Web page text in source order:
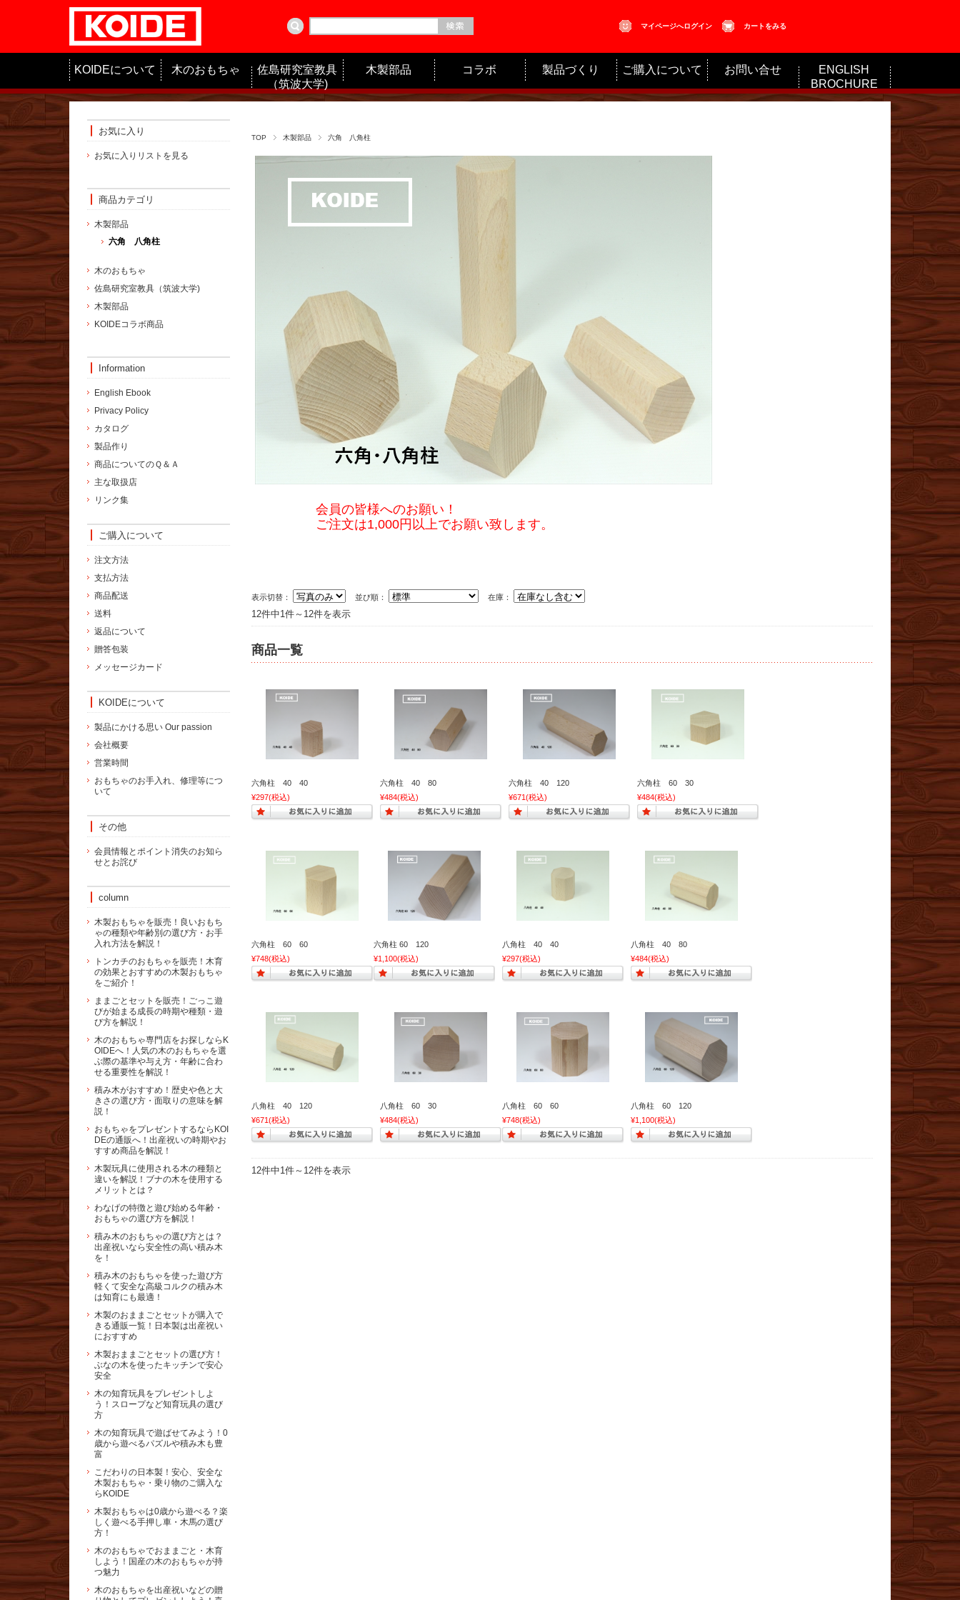
マイページへログイン カートをみる
KOIDEについて 木のおもちゃ
佐島研究室教具
（筑波大学)
木製部品 コラボ 製品づくり ご購入について お問い合せ
ENGLISH
BROCHURE
TOP 木製部品 六角 八角柱
会員の皆様へのお願い！
ご注文は1,000円以上でお願い致します。
表示切替： 並び順： 在庫：
12件中1件～12件を表示
商品一覧
六角柱 40 40
¥297(税込)
六角柱 40 80
¥484(税込)
六角柱 40 120
¥671(税込)
六角柱 60 30
¥484(税込)
六角柱 60 60
¥748(税込)
六角柱 60 120
¥1,100(税込)
八角柱 40 40
¥297(税込)
八角柱 40 80
¥484(税込)
八角柱 40 120
¥671(税込)
八角柱 60 30
¥484(税込)
八角柱 60 60
¥748(税込)
八角柱 60 120
¥1,100(税込)
12件中1件～12件を表示
お気に入り
お気に入りリストを見る
商品カテゴリ
木製部品
六角 八角柱
木のおもちゃ
佐島研究室教具（筑波大学)
木製部品
KOIDEコラボ商品
Information
English Ebook
Privacy Policy
カタログ
製品作り
商品についてのＱ＆Ａ
主な取扱店
リンク集
ご購入について
注文方法
支払方法
商品配送
送料
返品について
贈答包装
メッセージカード
KOIDEについて
製品にかける思い Our passion
会社概要
営業時間
おもちゃのお手入れ、修理等につ
いて
その他
会員情報とポイント消失のお知ら
せとお詫び
column
木製おもちゃを販売！良いおもち
ゃの種類や年齢別の選び方・お手
入れ方法を解説！
トンカチのおもちゃを販売！木育
の効果とおすすめの木製おもちゃ
をご紹介！
ままごとセットを販売！ごっこ遊
びが始まる成長の時期や種類・遊
び方を解説！
木のおもちゃ専門店をお探しならK
OIDEへ！人気の木のおもちゃを選
ぶ際の基準や与え方・年齢に合わ
せる重要性を解説！
積み木がおすすめ！歴史や色と大
きさの選び方・面取りの意味を解
説！
おもちゃをプレゼントするならKOI
DEの通販へ！出産祝いの時期やお
すすめ商品を解説！
木製玩具に使用される木の種類と
違いを解説！ブナの木を使用する
メリットとは？
わなげの特徴と遊び始める年齢・
おもちゃの選び方を解説！
積み木のおもちゃの選び方とは？
出産祝いなら安全性の高い積み木
を！
積み木のおもちゃを使った遊び方
軽くて安全な高級コルクの積み木
は知育にも最適！
木製のおままごとセットが購入で
きる通販一覧！日本製は出産祝い
におすすめ
木製おままごとセットの選び方！
ぶなの木を使ったキッチンで安心
安全
木の知育玩具をプレゼントしよ
う！スロープなど知育玩具の選び
方
木の知育玩具で遊ばせてみよう！0
歳から遊べるパズルや積み木も豊
富
こだわりの日本製！安心、安全な
木製おもちゃ・乗り物のご購入な
らKOIDE
木製おもちゃは0歳から遊べる？楽
しく遊べる手押し車・木馬の選び
方！
木のおもちゃでおままごと・木育
しよう！国産の木のおもちゃが持
つ魅力
木のおもちゃを出産祝いなどの贈